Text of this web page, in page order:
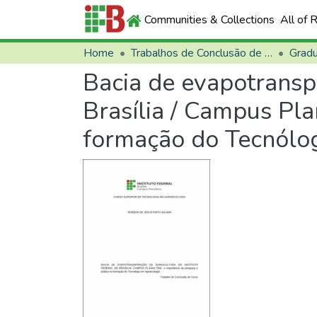
Communities & Collections All of
Home Trabalhos de Conclusão de Curso (TCCs)
Bacia de
Brasília / Campus
formação do